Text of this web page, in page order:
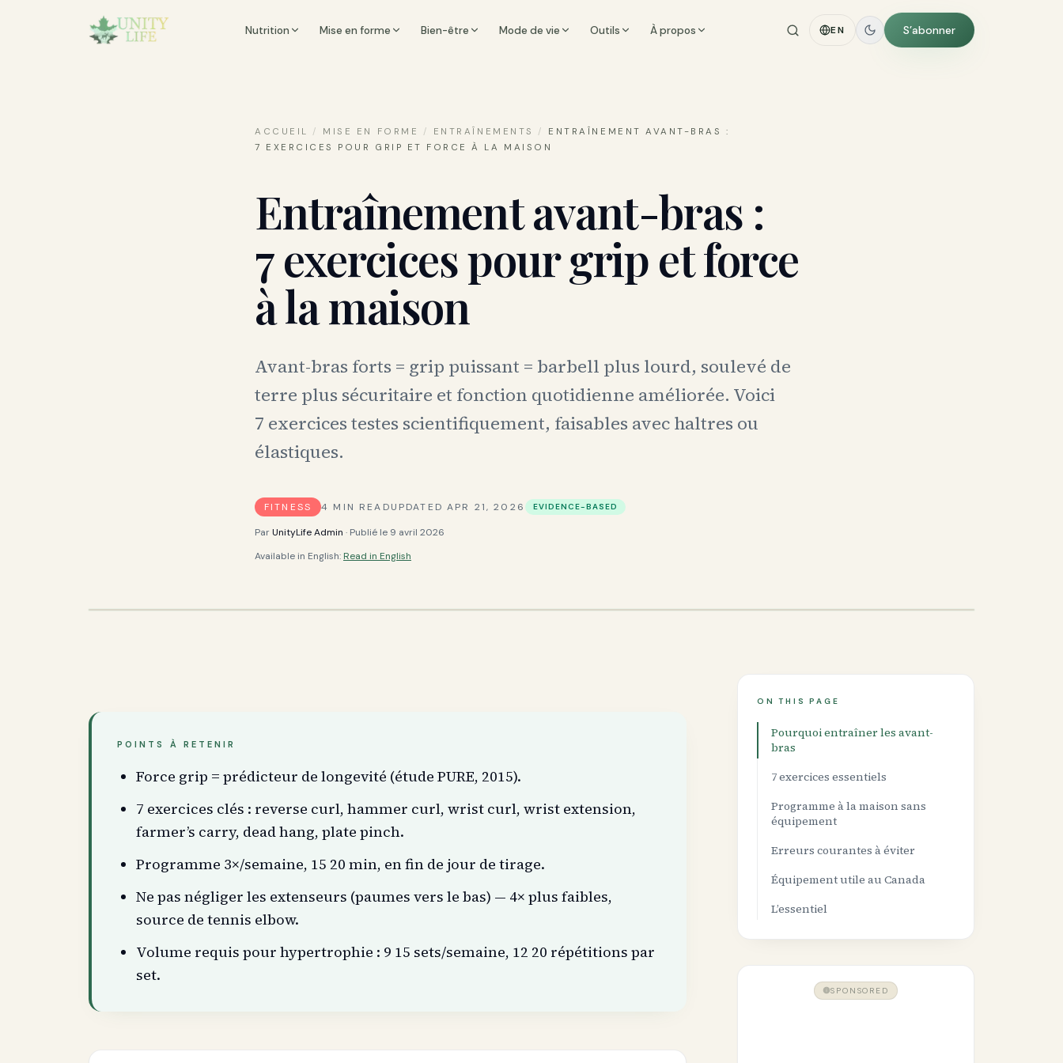
Nutrition Mise en forme Bien-être Mode de vie Outils À propos EN S’abonner
ACCUEIL / MISE EN FORME / ENTRAÎNEMENTS /
ENTRAÎNEMENT AVANT-BRAS :
7 EXERCICES POUR GRIP ET FORCE À LA MAISON
Entraînement avant-bras :
7 exercices pour grip et force
à la maison
Avant-bras forts = grip puissant = barbell plus lourd, soulevé de
terre plus sécuritaire et fonction quotidienne améliorée. Voici
7 exercices testes scientifiquement, faisables avec haltres ou
élastiques.
FITNESS 4 MIN READUPDATED APR 21, 2026 EVIDENCE-BASED
ParUnityLife Admin · Publié le 9 avril 2026
Available in English: Read in English
POINTS À RETENIR
Force grip = prédicteur de longevité (étude PURE, 2015).
7 exercices clés : reverse curl, hammer curl, wrist curl, wrist extension,
farmer’s carry, dead hang, plate pinch.
Programme 3×/semaine, 15 20 min, en fin de jour de tirage.
Ne pas négliger les extenseurs (paumes vers le bas) — 4× plus faibles,
source de tennis elbow.
Volume requis pour hypertrophie : 9 15 sets/semaine, 12 20 répétitions par
set.
ON THIS PAGE
Pourquoi entraîner les avant-
bras
7 exercices essentiels
Programme à la maison sans
équipement
Erreurs courantes à éviter
Équipement utile au Canada
L’essentiel
SPONSORED